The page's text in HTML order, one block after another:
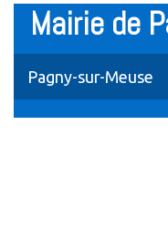
Mairie de
Pagny-sur-Meuse